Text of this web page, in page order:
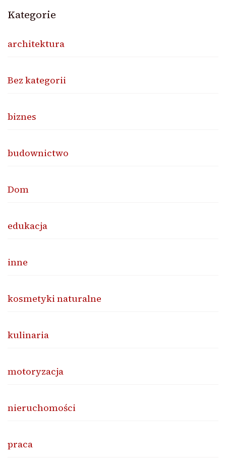
Kategorie
architektura
Bez kategorii
biznes
budownictwo
Dom
edukacja
inne
kosmetyki naturalne
kulinaria
motoryzacja
nieruchomości
praca